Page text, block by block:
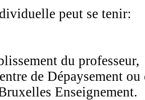
peut se tenir:
du professeur,
de Dépaysement
Enseignement.